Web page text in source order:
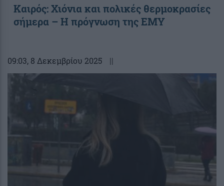
Καιρός: Χιόνια και πολικές θερμοκρασίες
σήμερα – Η πρόγνωση της ΕΜΥ
09:03, 8 Δεκεμβρίου 2025 ||